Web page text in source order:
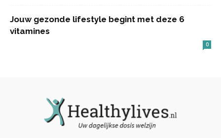
Jouw gezonde lifestyle begint met deze 6
vitamines
0